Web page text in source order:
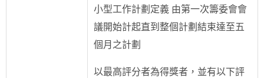
小型工作計劃定義 由第一次籌委會會
議開始計起直到整個計劃結束達至五
個月之計劃
以最高評分者為得獎者，並有以下評